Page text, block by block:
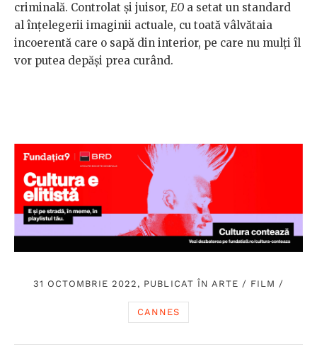
criminală. Controlat și juisor, EO a setat un standard
al înțelegerii imaginii actuale, cu toată vâlvătaia
incoerentă care o sapă din interior, pe care nu mulți îl
vor putea depăși prea curând.
31 OCTOMBRIE 2022, PUBLICAT ÎN ARTE / FILM /
CANNES